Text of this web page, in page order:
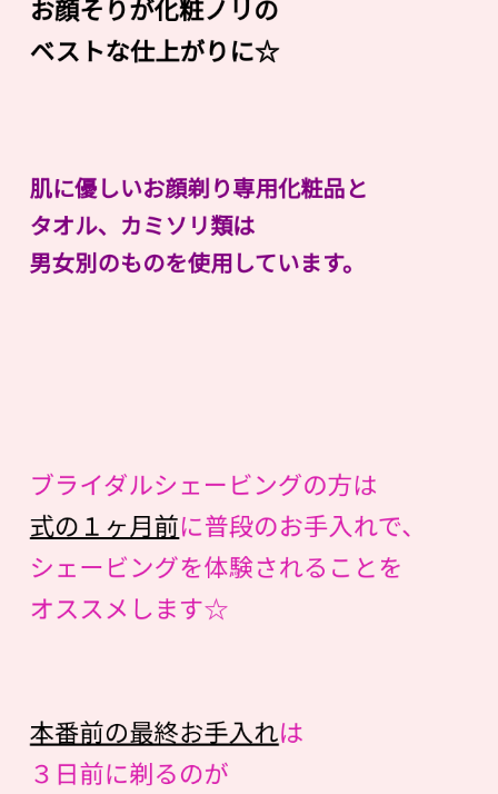
お顔そりが化粧ノリの
ベストな仕上がりに☆
肌に優しいお顔剃り専用化粧品と
タオル、カミソリ類は
男女別のものを使用しています。
ブライダルシェービングの方は
式の１ヶ月前に普段のお手入れで、
シェービングを体験されることを
オススメします☆
本番前の最終お手入れは
３日前に剃るのが